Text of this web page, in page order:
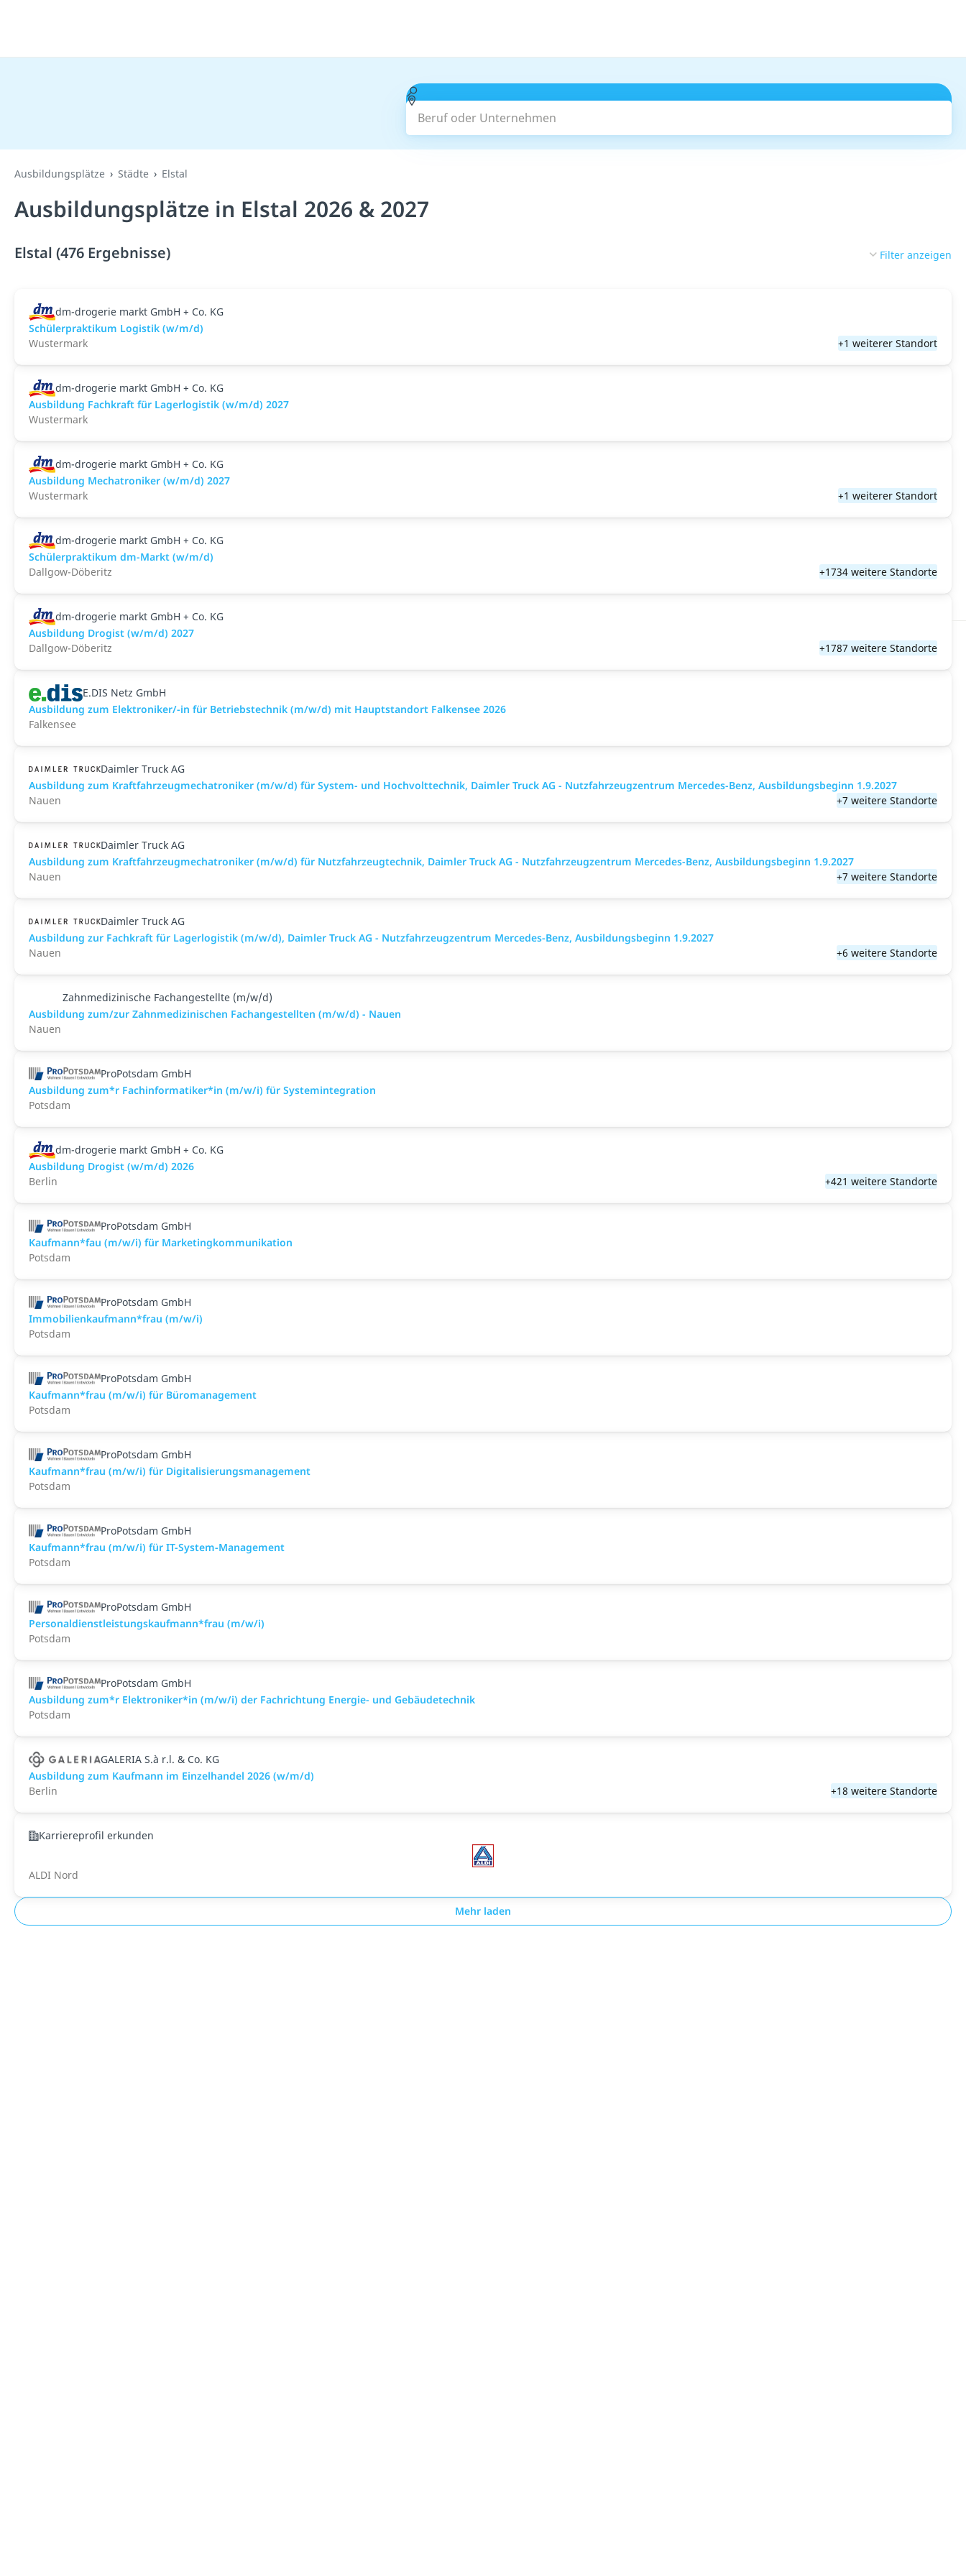
Beruf oder Unternehmen
Ausbildungsplätze Städte Elstal
Ausbildungsplätze in Elstal 2026 & 2027
Elstal (476 Ergebnisse) Filter anzeigen
dm-drogerie markt GmbH + Co. KG
Schülerpraktikum Logistik (w/m/d)
Wustermark
+1 weiterer Standort
dm-drogerie markt GmbH + Co. KG
Ausbildung Fachkraft für Lagerlogistik (w/m/d) 2027
Wustermark
dm-drogerie markt GmbH + Co. KG
Ausbildung Mechatroniker (w/m/d) 2027
Wustermark
+1 weiterer Standort
dm-drogerie markt GmbH + Co. KG
Schülerpraktikum dm-Markt (w/m/d)
Dallgow-Döberitz
+1734 weitere Standorte
dm-drogerie markt GmbH + Co. KG
Ausbildung Drogist (w/m/d) 2027
Dallgow-Döberitz
+1787 weitere Standorte
E.DIS Netz GmbH
Ausbildung zum Elektroniker/​-in für Betriebstechnik (m/w/d) mit Hauptstandort Falkensee 2026
Falkensee
Daimler Truck AG
Ausbildung zum Kraftfahrzeugmechatroniker (m/w/d) für System- und Hochvolttechnik, Daimler Truck AG - Nutzfahrzeugzentrum Mercedes-Benz, Ausbildungsbeginn 1.9.2027
Nauen
+7 weitere Standorte
Daimler Truck AG
Ausbildung zum Kraftfahrzeugmechatroniker (m/w/d) für Nutzfahrzeugtechnik, Daimler Truck AG - Nutzfahrzeugzentrum Mercedes-Benz, Ausbildungsbeginn 1.9.2027
Nauen
+7 weitere Standorte
Daimler Truck AG
Ausbildung zur Fachkraft für Lagerlogistik (m/w/d), Daimler Truck AG - Nutzfahrzeugzentrum Mercedes-Benz, Ausbildungsbeginn 1.9.2027
Nauen
+6 weitere Standorte
Zahnmedizinische Fachangestellte (m/w/d)
Ausbildung zum/zur Zahnmedizinischen Fachangestellten (m/w/d) - Nauen
Nauen
ProPotsdam GmbH
Ausbildung zum*r Fachinformatiker*in (m/w/i) für Systemintegration
Potsdam
dm-drogerie markt GmbH + Co. KG
Ausbildung Drogist (w/m/d) 2026
Berlin
+421 weitere Standorte
ProPotsdam GmbH
Kaufmann*fau (m/w/i) für Marketingkommunikation
Potsdam
ProPotsdam GmbH
Immobilienkaufmann*frau (m/w/i)
Potsdam
ProPotsdam GmbH
Kaufmann*frau (m/w/i) für Büromanagement
Potsdam
ProPotsdam GmbH
Kaufmann*frau (m/w/i) für Digitalisierungsmanagement
Potsdam
ProPotsdam GmbH
Kaufmann*frau (m/w/i) für IT-System-Management
Potsdam
ProPotsdam GmbH
Personaldienstleistungskaufmann*frau (m/w/i)
Potsdam
ProPotsdam GmbH
Ausbildung zum*r Elektroniker*in (m/w/i) der Fachrichtung Energie- und Gebäudetechnik
Potsdam
GALERIA S.à r.l. & Co. KG
Ausbildung zum Kaufmann im Einzelhandel 2026 (w/m/d)
Berlin
+18 weitere Standorte
Karriereprofil erkunden
ALDI Nord
Mehr laden